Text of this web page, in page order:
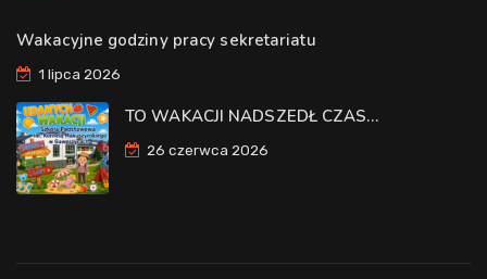
Wakacyjne godziny pracy sekretariatu
1 lipca 2026
TO WAKACJI NADSZEDŁ CZAS…
26 czerwca 2026